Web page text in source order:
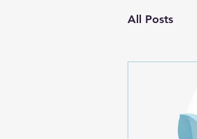
All Posts